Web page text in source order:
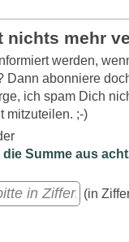
nichts mehr
werden,
Dann abonniere
ich spam Dich
mitzuteilen. ;-)
Summe aus
(in